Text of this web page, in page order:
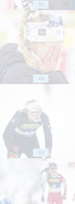
39
44
49